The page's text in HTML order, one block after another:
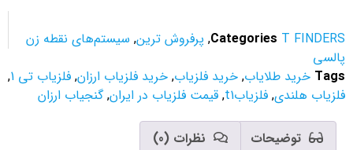
Categories T
,پرفروش ترین,سیستم‌های نقطه زن
خرید طلایاب,خرید فلزیاب,خرید فلزیاب ارزان,فلزیاب تی 1 ,
هلندی,فلزیابt1 ,قیمت فلزیاب در ایران,گنجیاب ارزان
توضیحات نظرات (0)